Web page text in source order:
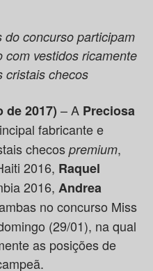
concurso participam
vestidos ricamente
cristais checos
de 2017) – A Preciosa
fabricante e
checospremium,
2016, Raquel
2016, Andrea
no concurso Miss
(29/01), na qual
as posições de